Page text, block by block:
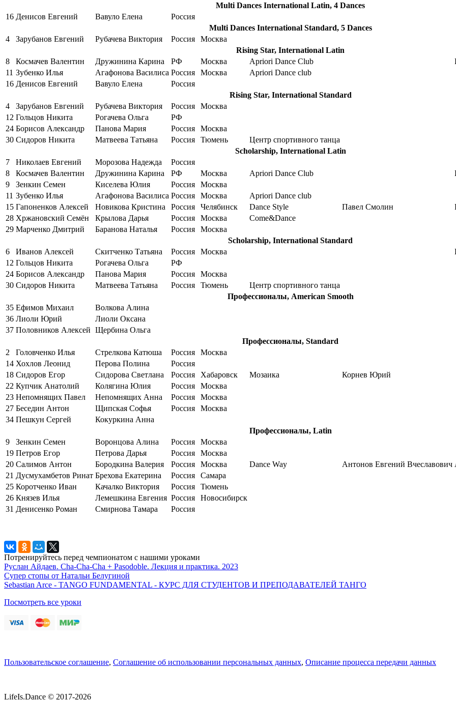
Multi Dances International Latin, 4 Dances
16 Денисов Евгений Вавуло Елена
Россия
Multi Dances International Standard, 5 Dances
4
Зарубанов Евгений Рубачева Виктория Россия
Москва
Rising Star, International Latin
8
Космачев Валентин Дружинина Карина РФ Москва Apriori Dance Club
11 Зубенко Илья Агафонова Василиса Россия Москва
Apriori Dance club
16 Денисов Евгений Вавуло Елена
Россия
Rising Star, International Standard
4
Зарубанов Евгений Рубачева Виктория Россия
Москва
12 Гольцов Никита Рогачева Ольга
РФ
24 Борисов Александр Панова Мария Россия
Москва
30 Сидоров Никита Матвеева Татьяна Россия Тюмень
Центр спортивного танца
Scholarship, International Latin
7
Николаев Евгений Морозова Надежда
Россия
8
Космачев Валентин Дружинина Карина РФ Москва Apriori Dance Club
9
Зенкин Семен Киселева Юлия Россия
Москва
11 Зубенко Илья Агафонова Василиса Россия Москва
Apriori Dance club
15 Гапоненков Алексей Новикова Кристина Россия Челябинск Dance Style Павел Смолин
28 Хржановский Семён Крылова Дарья Россия Москва
Come&Dance
29 Марченко Дмитрий Баранова Наталья Россия
Москва
Scholarship, International Standard
6
Иванов Алексей Скитченко Татьяна Россия Москва
12 Гольцов Никита Рогачева Ольга
РФ
24 Борисов Александр Панова Мария Россия
Москва
30 Сидоров Никита Матвеева Татьяна Россия Тюмень
Центр спортивного танца
Профессионалы, American Smooth
35 Ефимов Михаил
Волкова Алина
36 Лиоли Юрий
Лиоли Оксана
37 Половников Алексей Щербина Ольга
Профессионалы, Standard
2
Головченко Илья Стрелкова Катюша Россия
Москва
14 Хохлов Леонид Перова Полина
Россия
18 Сидоров Егор Сидорова Светлана Россия Хабаровск Мозаика
Корнев Юрий
22 Купчик Анатолий Колягина Юлия Россия
Москва
23 Непомнящих Павел Непомнящих Анна Россия
Москва
27 Беседин Антон Щипская Софья Россия
Москва
34 Пешкун Сергей
Кокуркина Анна
Профессионалы, Latin
9
Зенкин Семен Воронцова Алина Россия
Москва
19 Петров Егор Петрова Дарья Россия
Москва
20 Салимов Антон Бородкина Валерия Россия Москва Dance Way Антонов Евгений Вчеславович
21 Дусмухамбетов Ринат Брехова Екатерина Россия
Самара
25 Коротченко Иван Качалко Виктория Россия
Тюмень
26 Князев Илья Лемешкина Евгения Россия
Новосибирск
31 Денисенко Роман Смирнова Тамара Россия
Потренируйтесь перед чемпионатом с нашими уроками
Руслан Айдаев. Cha-Cha-Cha + Pasodoble. Лекция и практика. 2023
Супер стопы от Натальи Белугиной
Sebastian Arce - TANGO FUNDAMENTAL - КУРС ДЛЯ СТУДЕНТОВ И ПРЕПОДАВАТЕЛЕЙ ТАНГО
Посмотреть все уроки
Пользовательское соглашение, Соглашение об использовании персональных данных, Описание процесса передачи данных
LifeIs.Dance © 2017-2026